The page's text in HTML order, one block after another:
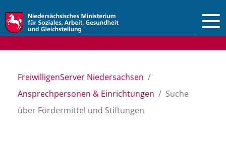
FreiwilligenServer Niedersachsen
Ansprechpersonen & Einrichtungen
Suche
über Fördermittel und Stiftungen